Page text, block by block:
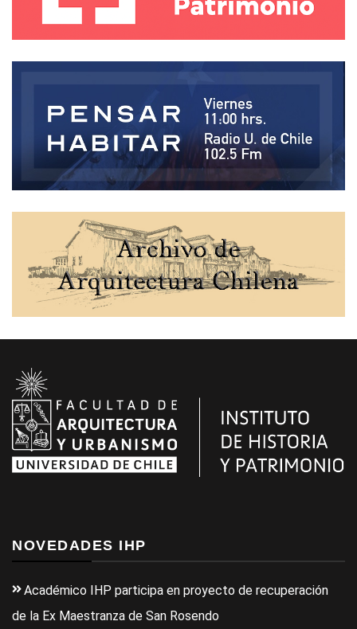
NOVEDADES IHP
Académico IHP participa en proyecto de recuperación
de la Ex Maestranza de San Rosendo